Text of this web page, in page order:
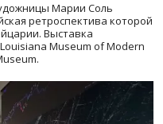
Марии Соль
ретроспектива которой
Выставка
Museum of Modern